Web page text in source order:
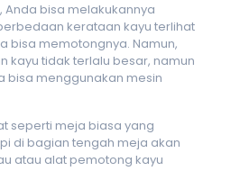
Anda bisa melakukannya
kerataan kayu terlihat
bisa memotongnya. Namun,
kayu tidak terlalu besar, namun
bisa menggunakan mesin
seperti meja biasa yang
di bagian tengah meja akan
atau alat pemotong kayu